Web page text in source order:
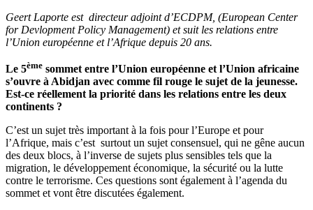
Geert Laporte est directeur adjoint d’ECDPM, (European Center
for Devlopment Policy Management) et suit les relations entre
l’Union européenne et l’Afrique depuis 20 ans.
Le 5ème sommet entre l’Union européenne et l’Union africaine
s’ouvre à Abidjan avec comme fil rouge le sujet de la jeunesse.
Est-ce réellement la priorité dans les relations entre les deux
continents ?
C’est un sujet très important à la fois pour l’Europe et pour
l’Afrique, mais c’est surtout un sujet consensuel, qui ne gêne aucun
des deux blocs, à l’inverse de sujets plus sensibles tels que la
migration, le développement économique, la sécurité ou la lutte
contre le terrorisme. Ces questions sont également à l’agenda du
sommet et vont être discutées également.